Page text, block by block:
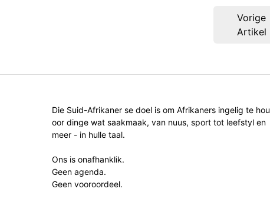
Vorige
Artikel
Die Suid-Afrikaner se doel is om Afrikaners ingelig te hou
oor dinge wat saakmaak, van nuus, sport tot leefstyl en
meer - in hulle taal.
Ons is onafhanklik.
Geen agenda.
Geen vooroordeel.